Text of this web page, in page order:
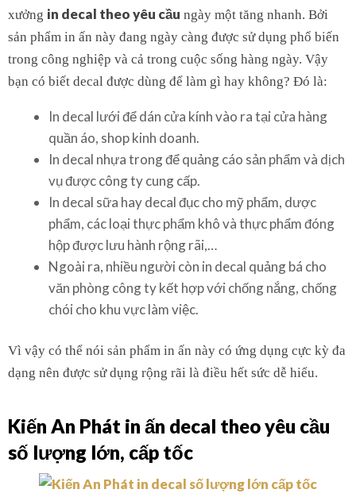
xưởng in decal theo yêu cầu ngày một tăng nhanh. Bởi
sản phẩm in ấn này đang ngày càng được sử dụng phổ biến
trong công nghiệp và cả trong cuộc sống hàng ngày. Vậy
bạn có biết decal được dùng để làm gì hay không? Đó là:
In decal lưới để dán cửa kính vào ra tại cửa hàng
quần áo, shop kinh doanh.
In decal nhựa trong để quảng cáo sản phẩm và dịch
vụ được công ty cung cấp.
In decal sữa hay decal đục cho mỹ phẩm, dược
phẩm, các loại thực phẩm khô và thực phẩm đóng
hộp được lưu hành rộng rãi,…
Ngoài ra, nhiều người còn in decal quảng bá cho
văn phòng công ty kết hợp với chống nắng, chống
chói cho khu vực làm việc.
Vì vậy có thể nói sản phẩm in ấn này có ứng dụng cực kỳ đa
dạng nên được sử dụng rộng rãi là điều hết sức dễ hiểu.
Kiến An Phát in ấn decal theo yêu cầu
số lượng lớn, cấp tốc